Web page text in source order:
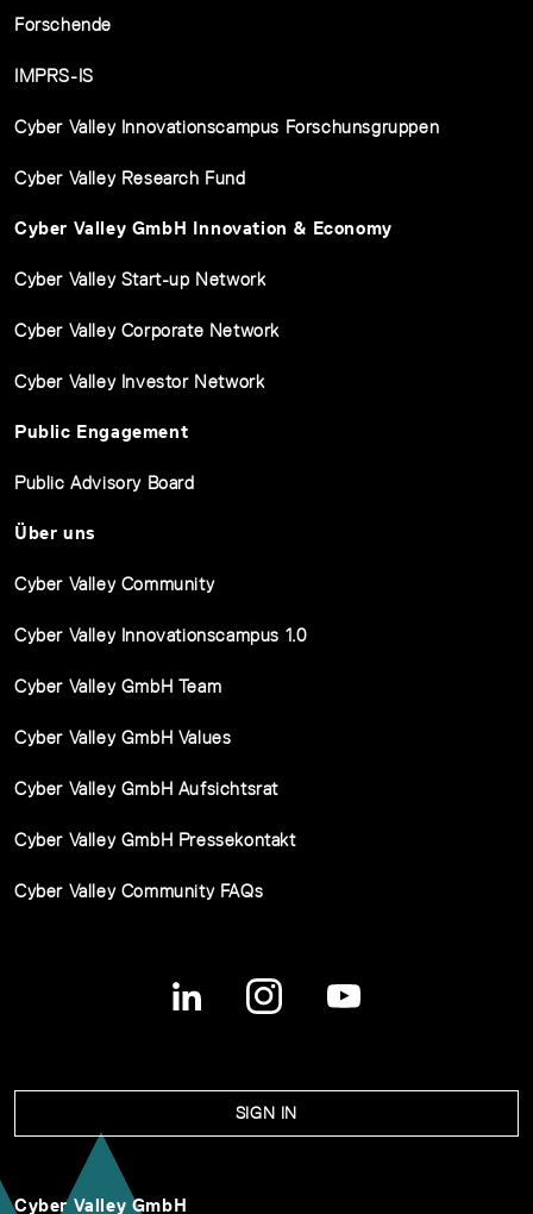
Forschende
IMPRS-IS
Cyber Valley Innovationscampus Forschunsgruppen
Cyber Valley Research Fund
Cyber Valley GmbH Innovation & Economy
Cyber Valley Start-up Network
Cyber Valley Corporate Network
Cyber Valley Investor Network
Public Engagement
Public Advisory Board
Über uns
Cyber Valley Community
Cyber Valley Innovationscampus 1.0
Cyber Valley GmbH Team
Cyber Valley GmbH Values
Cyber Valley GmbH Aufsichtsrat
Cyber Valley GmbH Pressekontakt
Cyber Valley Community FAQs
SIGN IN
Cyber Valley GmbH